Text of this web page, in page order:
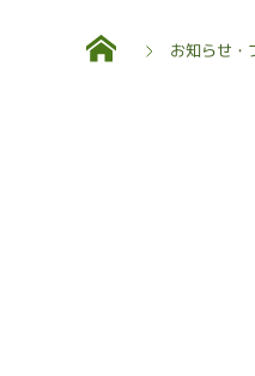
お知らせ・